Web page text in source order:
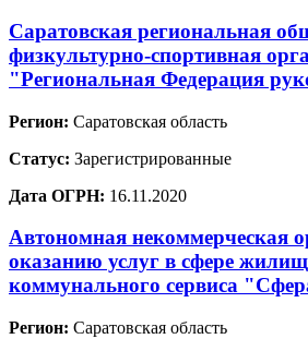
Саратовская региональная
физкультурно-спортивная
"Региональная Федерация
Регион: Саратовская область
Статус: Зарегистрированные
Дата ОГРН: 16.11.2020
Автономная некоммерческая
оказанию услуг в сфере
коммунального сервиса
Регион: Саратовская область